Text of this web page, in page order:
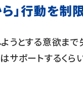
」行動を制
うとする意欲ま
ポートするくら